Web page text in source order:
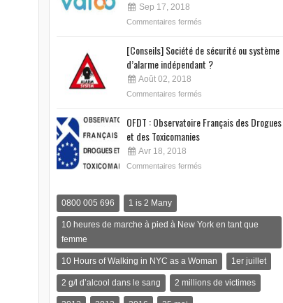
Sep 17, 2018
Commentaires fermés
[Conseils] Société de sécurité ou système
d’alarme indépendant ?
Août 02, 2018
Commentaires fermés
OFDT : Observatoire Français des Drogues
et des Toxicomanies
Avr 18, 2018
Commentaires fermés
0800 005 696 1 is 2 Many
10 heures de marche à pied à New York en tant que
femme
10 Hours of Walking in NYC as a Woman 1er juillet
2 g/l d’alcool dans le sang 2 millions de victimes